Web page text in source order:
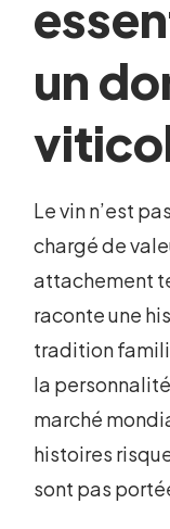
un
Le vin n’est
chargé de
attachement
raconte une
tradition
la
marché
histoires
sont pas